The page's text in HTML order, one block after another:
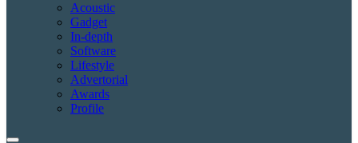
Acoustic
Gadget
In-depth
Software
Lifestyle
Advertorial
Awards
Profile